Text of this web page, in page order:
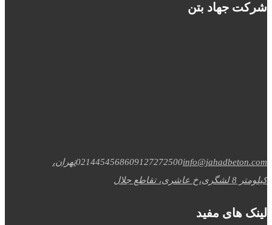
شرکت جهاد بتن
0214454568609127272500info@jahadbeton.com
تهران،
کیلومتر 8 لشگری،خ عاشری، تقاطع جلال
لینک های مفید